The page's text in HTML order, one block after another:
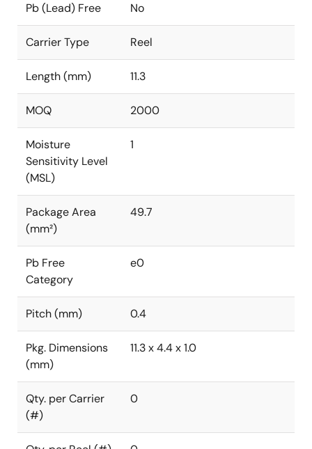
Pb (Lead) Free No
Carrier Type Reel
Length (mm) 11.3
MOQ 2000
Moisture
Sensitivity Level
(MSL)
1
Package Area
(mm²)
49.7
Pb Free
Category
e0
Pitch (mm) 0.4
Pkg. Dimensions
(mm)
11.3 x 4.4 x 1.0
Qty. per Carrier
(#)
0